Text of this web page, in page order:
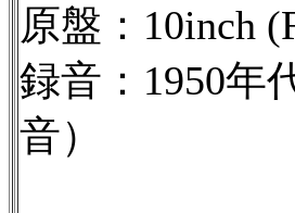
原盤：10inch
録音：1950
音）